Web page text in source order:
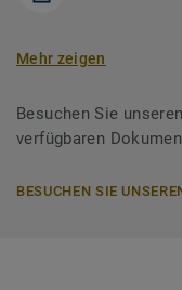
Mehr zeigen
Besuchen Sie
verfügbaren
BESUCHEN SIE